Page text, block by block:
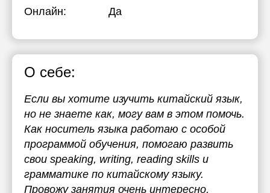
Онлайн: Да
О себе:
Если вы хотите изучить китайский язык,
но не знаете как, могу вам в этом помочь.
Как носитель языка работаю с особой
программой обучения, помогаю развить
свои speaking, writing, reading skills и
грамматике по китайскому языку.
Провожу занятия очень интересно,